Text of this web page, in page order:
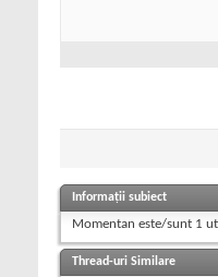
Informații subiect
Momentan este/sunt 1
Thread-uri Similare